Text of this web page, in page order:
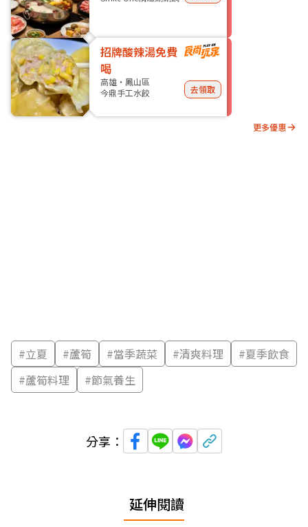
招牌酸辣湯免費
喝
高雄・鳳山區
今鼎手工水餃
去領取
更多優惠
#立夏 #蘆筍 #當季蔬菜 #清爽料理 #夏季飲食
#蘆筍料理 #節氣養生
分享：
延伸閱讀